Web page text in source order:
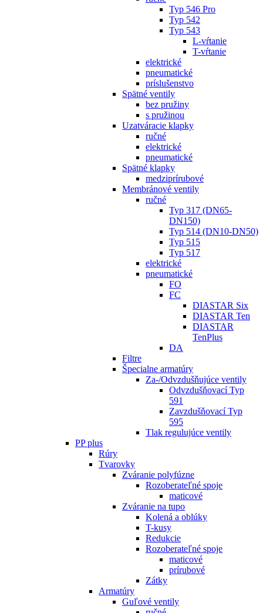
Typ 546 Pro
Typ 542
Typ 543
L-vŕtanie
T-vŕtanie
elektrické
pneumatické
príslušenstvo
Spätné ventily
bez pružiny
s pružinou
Uzatváracie klapky
ručné
elektrické
pneumatické
Spätné klapky
medziprírubové
Membránové ventily
ručné
Typ 317 (DN65-
DN150)
Typ 514 (DN10-DN50)
Typ 515
Typ 517
elektrické
pneumatické
FO
FC
DIASTAR Six
DIASTAR Ten
DIASTAR
TenPlus
DA
Filtre
Špecialne armatúry
Za-/Odvzdušňujúce ventily
Odvzdušňovací Typ
591
Zavzdušňovací Typ
595
Tlak regulujúce ventily
PP plus
Rúry
Tvarovky
Zváranie polyfúzne
Rozoberateľné spoje
maticové
Zváranie na tupo
Kolená a oblúky
T-kusy
Redukcie
Rozoberateľné spoje
maticové
prírubové
Zátky
Armatúry
Guľové ventily